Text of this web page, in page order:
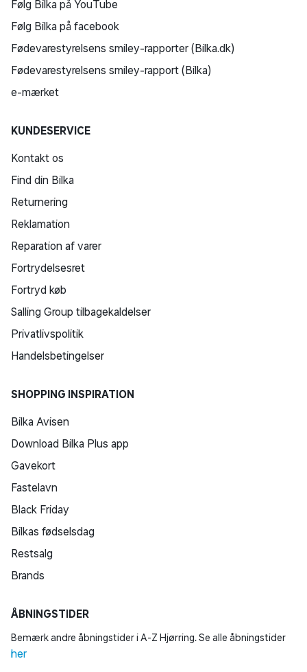
Følg Bilka på YouTube
Følg Bilka på facebook
Fødevarestyrelsens smiley-rapporter (Bilka.dk)
Fødevarestyrelsens smiley-rapport (Bilka)
e-mærket
KUNDESERVICE
Kontakt os
Find din Bilka
Returnering
Reklamation
Reparation af varer
Fortrydelsesret
Fortryd køb
Salling Group tilbagekaldelser
Privatlivspolitik
Handelsbetingelser
SHOPPING INSPIRATION
Bilka Avisen
Download Bilka Plus app
Gavekort
Fastelavn
Black Friday
Bilkas fødselsdag
Restsalg
Brands
ÅBNINGSTIDER
Bemærk andre åbningstider i A-Z Hjørring. Se alle åbningstider
her